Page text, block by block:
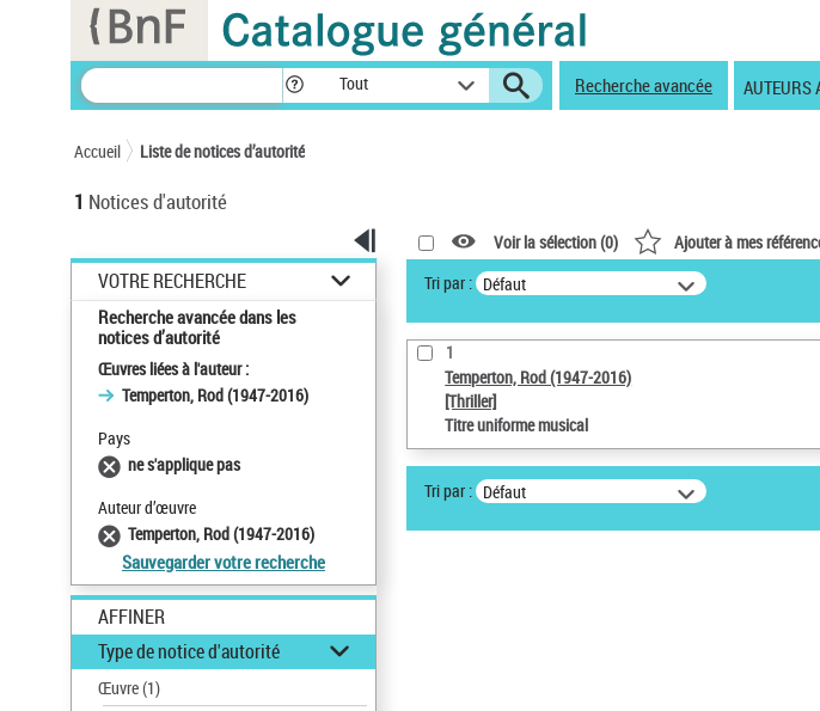
Tout Recherche avancée AUTEURS
Accueil Liste de notices d’autorité
1 Notices d'autorité
VOTRE RECHERCHE
Recherche avancée dans les
notices d’autorité
Œuvres liées à l'auteur :
Temperton, Rod (1947-2016)
Pays
ne s'applique pas
Auteur d’œuvre
Temperton, Rod (1947-2016)
Sauvegarder votre recherche
AFFINER
Type de notice d'autorité
Œuvre(1)
Voir la sélection (0) Ajouter à mes
Tri par : Défaut
1
Temperton, Rod (1947-2016)
[Thriller]
Titre uniforme musical
Tri par : Défaut
Panneau de gestion des cookies